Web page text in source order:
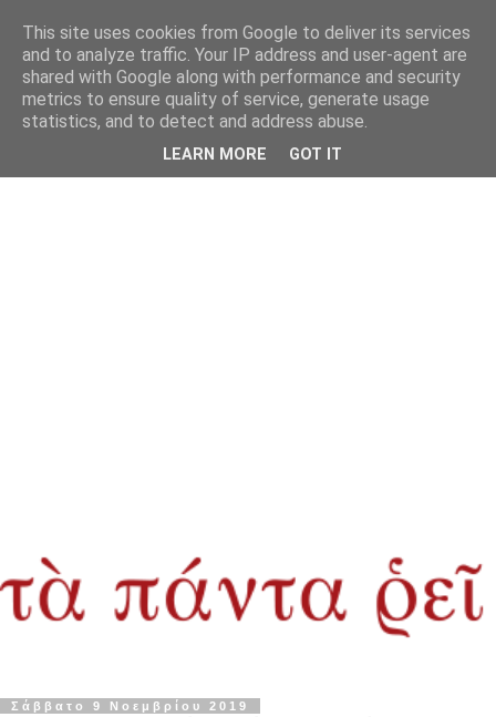
Σάββατο 9 Νοεμβρίου 2019
This site uses cookies from Google to deliver its services
and to analyze traffic. Your IP address and user-agent are
shared with Google along with performance and security
metrics to ensure quality of service, generate usage
statistics, and to detect and address abuse.
LEARN MORE GOT IT